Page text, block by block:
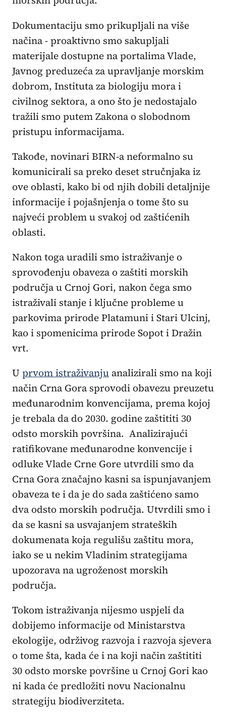
Dokumentaciju smo prikupljali na više
načina - proaktivno smo sakupljali
materijale dostupne na portalima Vlade,
Javnog preduzeća za upravljanje morskim
dobrom, Instituta za biologiju mora i
civilnog sektora, a ono što je nedostajalo
tražili smo putem Zakona o slobodnom
pristupu informacijama.
Takođe, novinari BIRN-a neformalno su
komunicirali sa preko deset stručnjaka iz
ove oblasti, kako bi od njih dobili detaljnije
informacije i pojašnjenja o tome što su
najveći problem u svakoj od zaštićenih
oblasti.
Nakon toga uradili smo istraživanje o
sprovođenju obaveza o zaštiti morskih
područja u Crnoj Gori, nakon čega smo
istraživali stanje i ključne probleme u
parkovima prirode Platamuni i Stari Ulcinj,
kao i spomenicima prirode Sopot i Dražin
vrt.
U prvom istraživanju analizirali smo na koji
način Crna Gora sprovodi obavezu preuzetu
međunarodnim konvencijama, prema kojoj
je trebala da do 2030. godine zaštititi 30
odsto morskih površina. Analizirajući
ratifikovane međunarodne konvencije i
odluke Vlade Crne Gore utvrdili smo da
Crna Gora značajno kasni sa ispunjavanjem
obaveza te i da je do sada zaštićeno samo
dva odsto morskih područja. Utvrdili smo i
da se kasni sa usvajanjem strateških
dokumenata koja regulišu zaštitu mora,
iako se u nekim Vladinim strategijama
upozorava na ugroženost morskih
područja.
Tokom istraživanja nijesmo uspjeli da
dobijemo informacije od Ministarstva
ekologije, održivog razvoja i razvoja sjevera
o tome šta, kada će i na koji način zaštititi
30 odsto morske površine u Crnoj Gori kao
ni kada će predložiti novu Nacionalnu
strategiju biodiverziteta.